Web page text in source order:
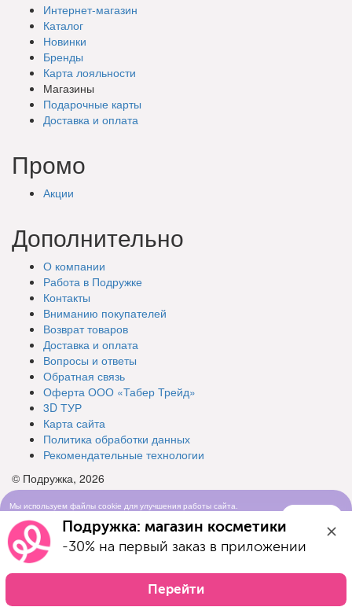
Интернет-магазин
Каталог
Новинки
Бренды
Карта лояльности
Магазины
Подарочные карты
Доставка и оплата
Промо
Акции
Дополнительно
О компании
Работа в Подружке
Контакты
Вниманию покупателей
Возврат товаров
Доставка и оплата
Вопросы и ответы
Обратная связь
Оферта ООО «Табер Трейд»
3D ТУР
Карта сайта
Политика обработки данных
Рекомендательные технологии
© Подружка, 2026
Мы используем файлы cookie для улучшения работы сайта.
использования cookie-файловПодружка: магазин косметики
-30% на первый заказ в приложении
Перейти